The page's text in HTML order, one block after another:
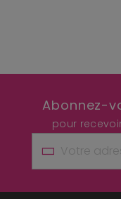
Abonnez-
pour